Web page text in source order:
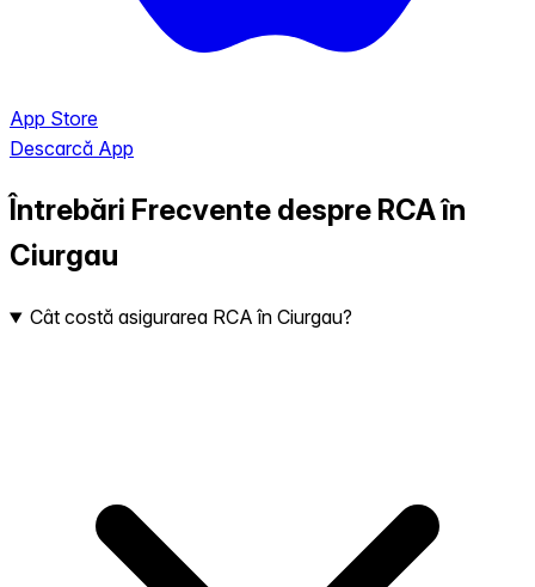
App Store
Descarcă App
Întrebări Frecvente despre RCA în
Ciurgau
Cât costă asigurarea RCA în Ciurgau?